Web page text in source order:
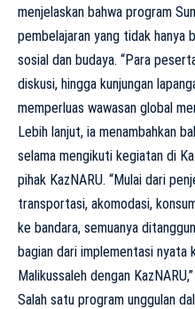
menjelaskan bahwa program
pembelajaran yang tidak
sosial dan budaya. “Para
diskusi, hingga kunjungan
memperluas wawasan global
Lebih lanjut, ia menambahkan
selama mengikuti kegiatan di
pihak KazNARU. “Mulai dari
transportasi, akomodasi,
ke bandara, semuanya
bagian dari implementasi nyata
Malikussaleh dengan
Salah satu program unggulan